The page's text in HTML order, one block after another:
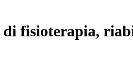
fisioterapia,